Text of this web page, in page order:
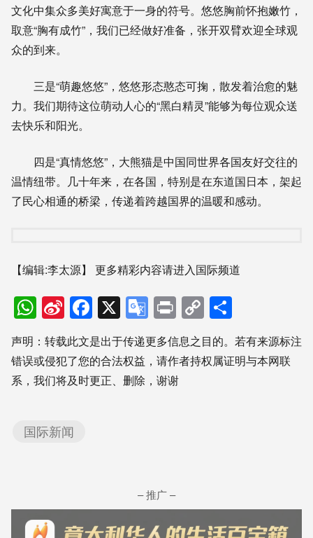
文化中集众多美好寓意于一身的符号。悠悠胸前怀抱嫩竹，
取意“胸有成竹”，我们已经做好准备，张开双臂欢迎全球观
众的到来。
三是“萌趣悠悠”，悠悠形态憨态可掬，散发着治愈的魅
力。我们期待这位萌动人心的“黑白精灵”能够为每位观众送
去快乐和阳光。
四是“真情悠悠”，大熊猫是中国同世界各国友好交往的
温情纽带。几十年来，在各国，特别是在东道国日本，架起
了民心相通的桥梁，传递着跨越国界的温暖和感动。
【编辑:李太源】 更多精彩内容请进入国际频道
WhatsApp
Sina
Weibo
Facebook
X Google
Translate
PrintCopy
Link享
声明：转载此文是出于传递更多信息之目的。若有来源标注
错误或侵犯了您的合法权益，请作者持权属证明与本网联
系，我们将及时更正、删除，谢谢
国际新闻
– 推广 –